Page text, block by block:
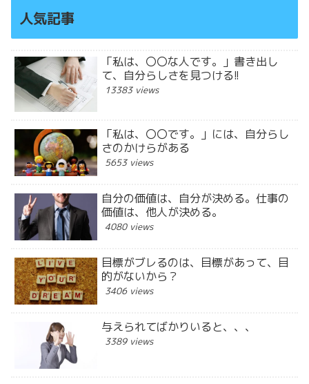
人気記事
「私は、〇〇な人です。」書き出し
て、自分らしさを見つける!!
13383 views
「私は、〇〇です。」には、自分らし
さのかけらがある
5653 views
自分の価値は、自分が決める。仕事の
価値は、他人が決める。
4080 views
目標がブレるのは、目標があって、目
的がないから？
3406 views
与えられてばかりいると、、、
3389 views